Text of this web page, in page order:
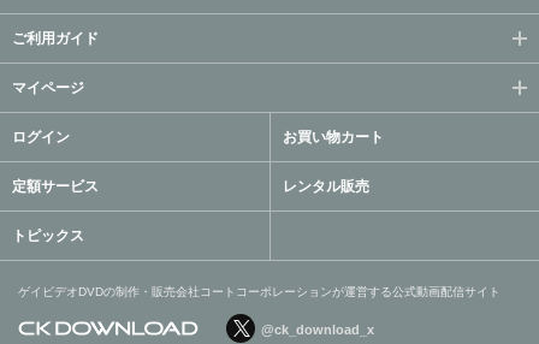
ご利用ガイド
マイページ
ログイン お買い物カート
定額サービス レンタル販売
トピックス
ゲイビデオDVDの制作・販売会社コートコーポレーションが運営する公式動画配信サイト
@ck_download_x